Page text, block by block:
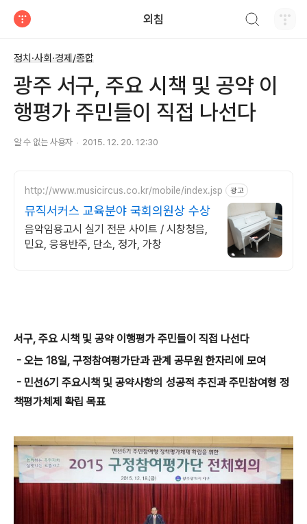
외침
정치·사회·경제/종합
광주 서구, 주요 시책 및 공약 이
행평가 주민들이 직접 나선다
알 수 없는 사용자 2015. 12. 20. 12:30
http://www.musicircus.co.kr/mobile/index.jsp 광고
뮤직서커스 교육분야 국회의원상 수상
음악임용고시 실기 전문 사이트 / 시창청음,
민요, 응용반주, 단소, 정가, 가창
서구, 주요 시책 및 공약 이행평가 주민들이 직접 나선다
- 오는 18일, 구정참여평가단과 관계 공무원 한자리에 모여
- 민선6기 주요시책 및 공약사항의 성공적 추진과 주민참여형 정
책평가체제 확립 목표